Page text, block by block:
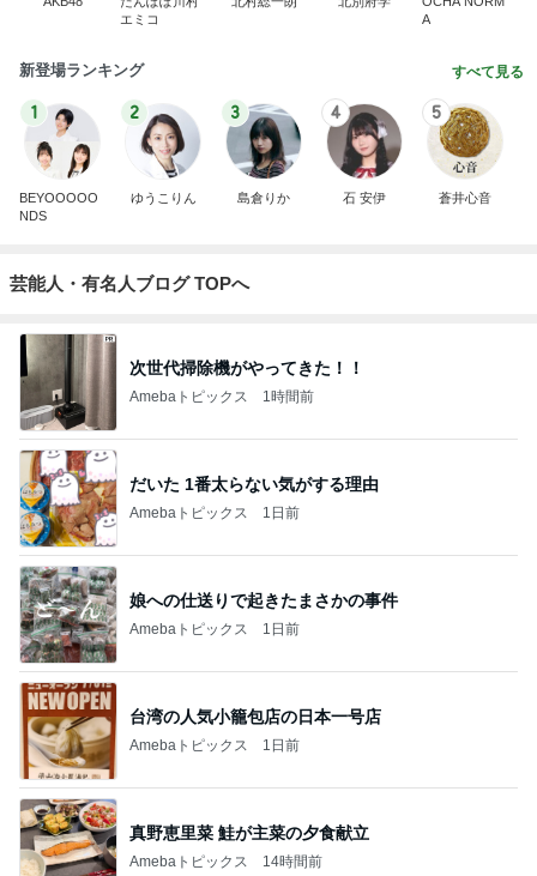
エミコ
A
新登場ランキング すべて見る
1
BEYOOOOO
NDS
2
ゆうこりん
3
島倉りか
4
石 安伊
5
蒼井心音
芸能人・有名人ブログ TOPへ
次世代掃除機がやってきた！！
Amebaトピックス 1時間前
だいた 1番太らない気がする理由
Amebaトピックス 1日前
娘への仕送りで起きたまさかの事件
Amebaトピックス 1日前
台湾の人気小籠包店の日本一号店
Amebaトピックス 1日前
真野恵里菜 鮭が主菜の夕食献立
Amebaトピックス 14時間前